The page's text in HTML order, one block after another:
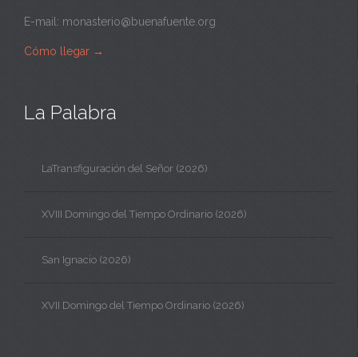
E-mail: monasterio@buenafuente.org
Cómo llegar →
La Palabra
LaTransfiguración del Señor (2026)
XVIII Domingo del Tiempo Ordinario (2026)
San Ignacio (2026)
XVII Domingo del Tiempo Ordinario (2026)